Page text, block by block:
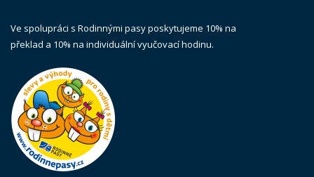
Ve spolupráci s Rodinnými pasy poskytujeme 10% na
překlad a 10% na individuální vyučovací hodinu.